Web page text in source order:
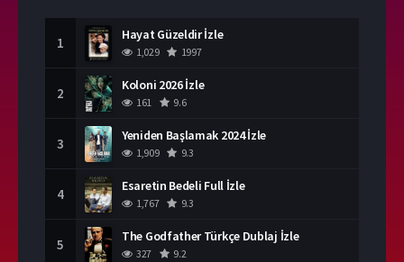
1 Hayat Güzeldir İzle
1,029 1997
2 Koloni 2026 İzle
161 9.6
3 Yeniden Başlamak 2024 İzle
1,909 9.3
4 Esaretin Bedeli Full İzle
1,767 9.3
5 The Godfather Türkçe Dublaj İzle
327 9.2